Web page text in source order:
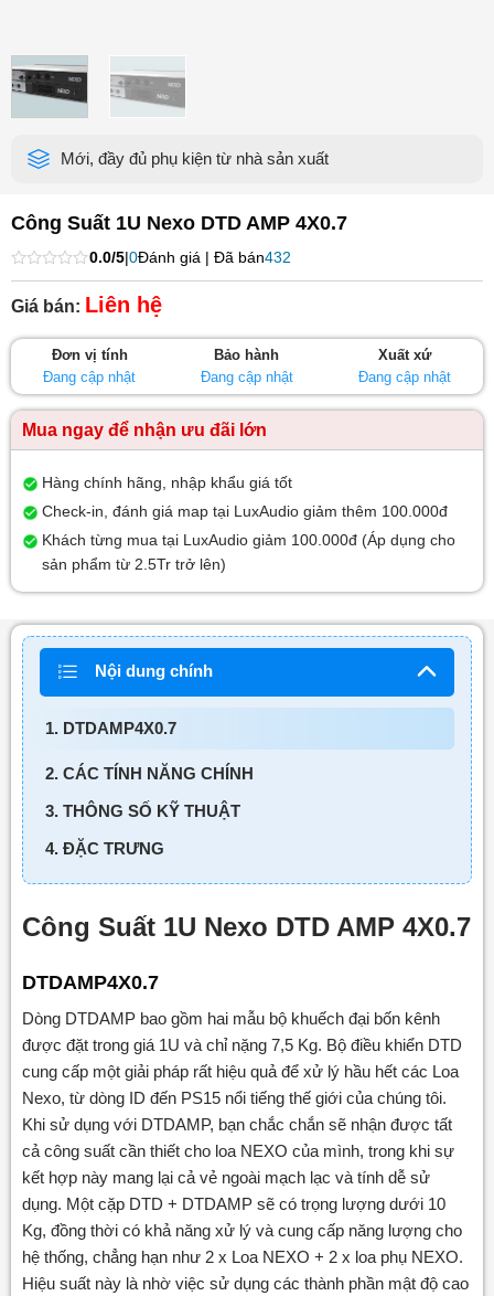
Mới, đầy đủ phụ kiện từ nhà sản xuất
Công Suất 1U Nexo DTD AMP 4X0.7
Được
xếp
hạng
5
0.0/5|0Đánh giá | Đã bán432
Giá bán: Liên hệ
Đơn vị tính
Đang cập nhật
Bảo hành
Đang cập nhật
Xuất xứ
Đang cập nhật
Mua ngay để nhận ưu đãi lớn
Hàng chính hãng, nhập khẩu giá tốt
Check-in, đánh giá map tại LuxAudio giảm thêm 100.000đ
Khách từng mua tại LuxAudio giảm 100.000đ (Áp dụng cho
sản phẩm từ 2.5Tr trở lên)
Nội dung chính
1. DTDAMP4X0.7
2. CÁC TÍNH NĂNG CHÍNH
3. THÔNG SỐ KỸ THUẬT
4. ĐẶC TRƯNG
Công Suất 1U Nexo DTD AMP 4X0.7
DTDAMP4X0.7
Dòng DTDAMP bao gồm hai mẫu bộ khuếch đại bốn kênh
được đặt trong giá 1U và chỉ nặng 7,5 Kg. Bộ điều khiển DTD
cung cấp một giải pháp rất hiệu quả để xử lý hầu hết các Loa
Nexo, từ dòng ID đến PS15 nổi tiếng thế giới của chúng tôi.
Khi sử dụng với DTDAMP, bạn chắc chắn sẽ nhận được tất
cả công suất cần thiết cho loa NEXO của mình, trong khi sự
kết hợp này mang lại cả vẻ ngoài mạch lạc và tính dễ sử
dụng. Một cặp DTD + DTDAMP sẽ có trọng lượng dưới 10
Kg, đồng thời có khả năng xử lý và cung cấp năng lượng cho
hệ thống, chẳng hạn như 2 x Loa NEXO + 2 x loa phụ NEXO.
Hiệu suất này là nhờ việc sử dụng các thành phần mật độ cao